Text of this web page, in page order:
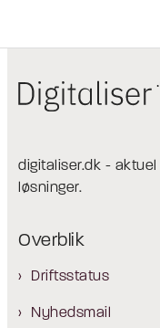
digitaliser.dk -
løsninger.
Overblik
Driftsstatus
Nyhedsmail